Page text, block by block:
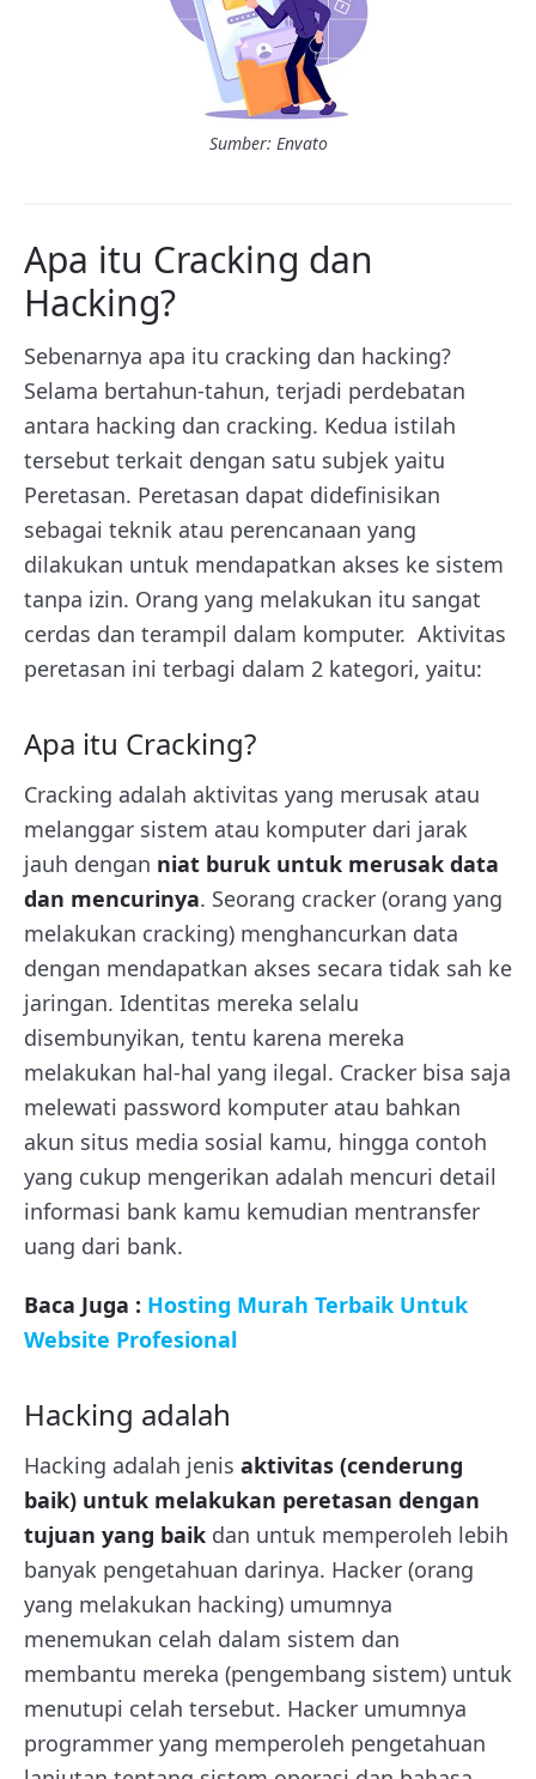
Sumber: Envato
Apa itu Cracking dan
Hacking?
Sebenarnya apa itu cracking dan hacking?
Selama bertahun-tahun, terjadi perdebatan
antara hacking dan cracking. Kedua istilah
tersebut terkait dengan satu subjek yaitu
Peretasan. Peretasan dapat didefinisikan
sebagai teknik atau perencanaan yang
dilakukan untuk mendapatkan akses ke sistem
tanpa izin. Orang yang melakukan itu sangat
cerdas dan terampil dalam komputer. Aktivitas
peretasan ini terbagi dalam 2 kategori, yaitu:
Apa itu Cracking?
Cracking adalah aktivitas yang merusak atau
melanggar sistem atau komputer dari jarak
jauh dengan niat buruk untuk merusak data
dan mencurinya. Seorang cracker (orang yang
melakukan cracking) menghancurkan data
dengan mendapatkan akses secara tidak sah ke
jaringan. Identitas mereka selalu
disembunyikan, tentu karena mereka
melakukan hal-hal yang ilegal. Cracker bisa saja
melewati password komputer atau bahkan
akun situs media sosial kamu, hingga contoh
yang cukup mengerikan adalah mencuri detail
informasi bank kamu kemudian mentransfer
uang dari bank.
Baca Juga : Hosting Murah Terbaik Untuk
Website Profesional
Hacking adalah
Hacking adalah jenis aktivitas (cenderung
baik) untuk melakukan peretasan dengan
tujuan yang baik dan untuk memperoleh lebih
banyak pengetahuan darinya. Hacker (orang
yang melakukan hacking) umumnya
menemukan celah dalam sistem dan
membantu mereka (pengembang sistem) untuk
menutupi celah tersebut. Hacker umumnya
programmer yang memperoleh pengetahuan